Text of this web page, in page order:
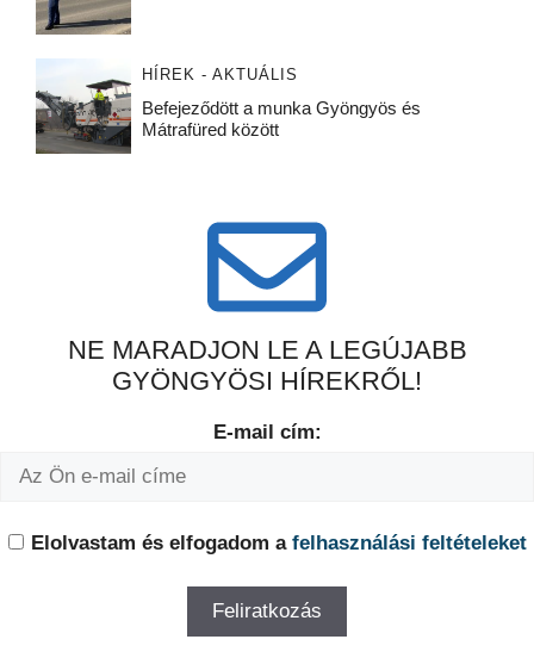
HÍREK - AKTUÁLIS
Befejeződött a munka Gyöngyös és
Mátrafüred között
NE MARADJON LE A LEGÚJABB
GYÖNGYÖSI HÍREKRŐL!
E-mail cím:
Elolvastam és elfogadom a felhasználási feltételeket